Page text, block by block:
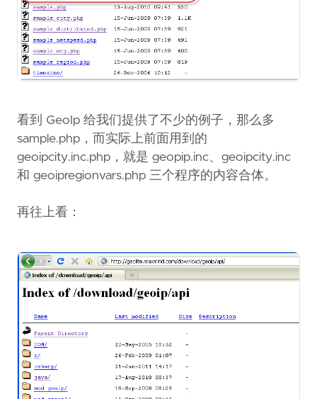
看到 GeoIp 给我们提供了不少的例子，那么多
sample.php，而实际上前面用到的
geoipcity.inc.php，就是 geopip.inc、geoipcity.inc
和 geoipregionvars.php 三个程序的内容合体。
再往上看：